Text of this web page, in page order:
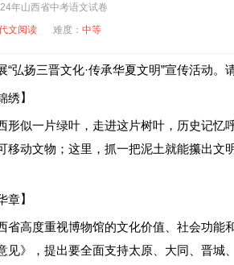
到在虚空中形成一片壮观的红色岩雕。
，微风送来了战士们嘹亮的歌声，那正是
最后的一滴血，为着新中国。”
】中国工农红军少共国际师，1933年8月
《虎犊》讲述了一个关于青春和战火、
两处画横线的句子都描写了“军旗”，分析
合文章内容，围绕“少年有志报神州，一万
的麦穗懂得低头。涵养谦逊低调之风，激
言之有据 】
组同学说：“要增强文章的说服力，就要注
准确拟题 】
同学正在讨论“如何为上文准确拟题”，请
：我想以“成熟的麦穗懂得低头”为题，有吸
：议论文的题目不能只考虑有吸引力。我
：我建议可以仿照《论教养》的拟题方式
年山西省中考语文试卷
文阅读 难度： 中等
“弘扬三晋文化·传承华夏文明”宣传活动。
绣】
形似一片绿叶，走进这片树叶，历史记忆
移动文物；这里，抓一把泥土就能攥出
章】
省高度重视博物馆的文化价值、社会功能
见》，提出要全面支持太原、大同、晋城